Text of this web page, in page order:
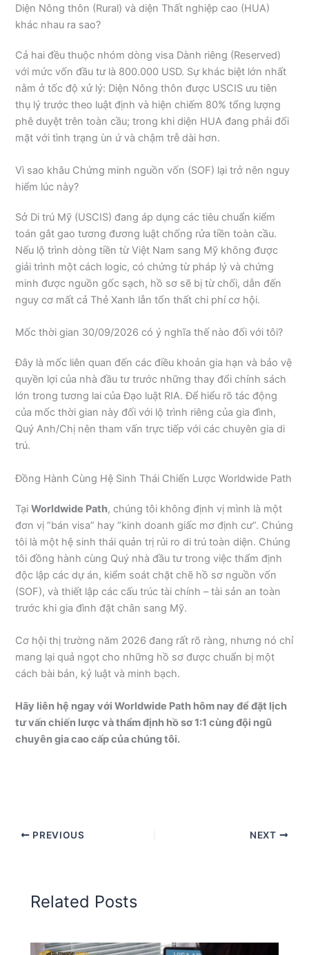
Diện Nông thôn (Rural) và diện Thất nghiệp cao (HUA)
khác nhau ra sao?
Cả hai đều thuộc nhóm dòng visa Dành riêng (Reserved)
với mức vốn đầu tư là 800.000 USD. Sự khác biệt lớn nhất
nằm ở tốc độ xử lý: Diện Nông thôn được USCIS ưu tiên
thụ lý trước theo luật định và hiện chiếm 80% tổng lượng
phê duyệt trên toàn cầu; trong khi diện HUA đang phải đối
mặt với tình trạng ùn ứ và chậm trễ dài hơn.
Vì sao khâu Chứng minh nguồn vốn (SOF) lại trở nên nguy
hiểm lúc này?
Sở Di trú Mỹ (USCIS) đang áp dụng các tiêu chuẩn kiểm
toán gắt gao tương đương luật chống rửa tiền toàn cầu.
Nếu lộ trình dòng tiền từ Việt Nam sang Mỹ không được
giải trình một cách logic, có chứng từ pháp lý và chứng
minh được nguồn gốc sạch, hồ sơ sẽ bị từ chối, dẫn đến
nguy cơ mất cả Thẻ Xanh lẫn tổn thất chi phí cơ hội.
Mốc thời gian 30/09/2026 có ý nghĩa thế nào đối với tôi?
Đây là mốc liên quan đến các điều khoản gia hạn và bảo vệ
quyền lợi của nhà đầu tư trước những thay đổi chính sách
lớn trong tương lai của Đạo luật RIA. Để hiểu rõ tác động
của mốc thời gian này đối với lộ trình riêng của gia đình,
Quý Anh/Chị nên tham vấn trực tiếp với các chuyên gia di
trú.
Đồng Hành Cùng Hệ Sinh Thái Chiến Lược Worldwide Path
TạiWorldwide Path, chúng tôi không định vị mình là một
đơn vị “bán visa” hay “kinh doanh giấc mơ định cư”. Chúng
tôi là một hệ sinh thái quản trị rủi ro di trú toàn diện. Chúng
tôi đồng hành cùng Quý nhà đầu tư trong việc thẩm định
độc lập các dự án, kiểm soát chặt chẽ hồ sơ nguồn vốn
(SOF), và thiết lập các cấu trúc tài chính – tài sản an toàn
trước khi gia đình đặt chân sang Mỹ.
Cơ hội thị trường năm 2026 đang rất rõ ràng, nhưng nó chỉ
mang lại quả ngọt cho những hồ sơ được chuẩn bị một
cách bài bản, kỷ luật và minh bạch.
Hãy liên hệ ngay với Worldwide Path hôm nay để đặt lịch
tư vấn chiến lược và thẩm định hồ sơ 1:1 cùng đội ngũ
chuyên gia cao cấp của chúng tôi.
PREVIOUS NEXT
Related Posts